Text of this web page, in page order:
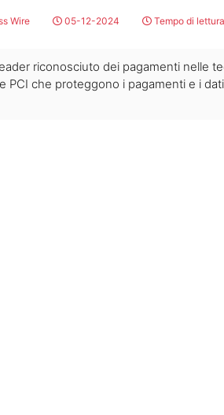
Wire 05-12-2024 Tempo di lettura
riconosciuto dei pagamenti nelle
PCI che proteggono i pagamenti e i